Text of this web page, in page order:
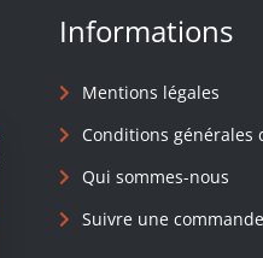
Informations
Mentions légales
Conditions générales
Qui sommes-nous
Suivre une commande